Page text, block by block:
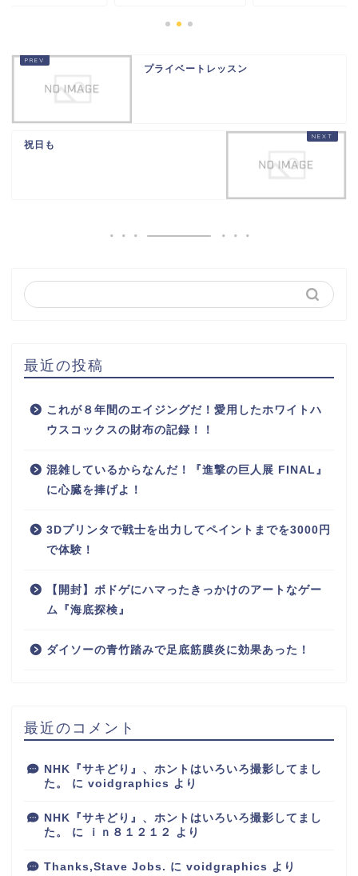
プライベートレッスン
祝日も
最近の投稿
これが８年間のエイジングだ！愛用したホワイトハ
ウスコックスの財布の記録！！
混雑しているからなんだ！『進撃の巨人展 FINAL』
に心臓を捧げよ！
3Dプリンタで戦士を出力してペイントまでを3000円
で体験！
【開封】ボドゲにハマったきっかけのアートなゲー
ム『海底探検』
ダイソーの青竹踏みで足底筋膜炎に効果あった！
最近のコメント
NHK『サキどり』、ホントはいろいろ撮影してまし
た。
に voidgraphics より
NHK『サキどり』、ホントはいろいろ撮影してまし
た。
に ｉｎ８１２１２ より
Thanks,Stave Jobs. に voidgraphics より